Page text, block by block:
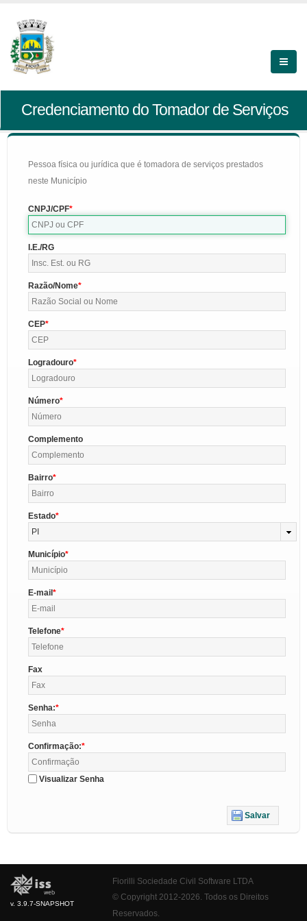
Credenciamento do Tomador de Serviços
Pessoa física ou jurídica que é tomadora de serviços prestados
neste Município
CNPJ/CPF
I.E./RG
Razão/Nome
CEP
Logradouro
Número
Complemento
Bairro
Estado
PI
Município
E-mail
Telefone
Fax
Senha:
Confirmação:
Visualizar Senha
Salvar
v. 3.9.7-SNAPSHOT
Fiorilli Sociedade Civil Software LTDA
© Copyright 2012-2026. Todos os Direitos
Reservados.